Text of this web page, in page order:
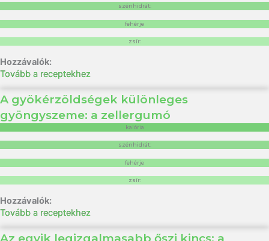
szénhidrát:
fehérje
zsír:
Tovább a receptekhez
A gyökérzöldségek különleges
gyöngyszeme: a zellergumó
kalória
szénhidrát:
fehérje
zsír:
Tovább a receptekhez
Az egyik legizgalmasabb őszi kincs: a